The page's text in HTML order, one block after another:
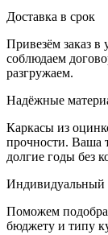
Доставка в срок
Привезём заказ в
соблюдаем
разгружаем.
Надёжные
Каркасы из
прочности. Ваша
долгие годы без
Индивидуальный
Поможем
бюджету и типу